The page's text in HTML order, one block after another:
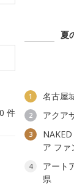
件
夏
1 名古屋
2 アクア
3
ア ファ
4
アート
県